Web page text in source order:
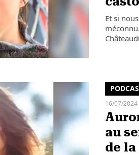
Et si
16/07/2024
au
de